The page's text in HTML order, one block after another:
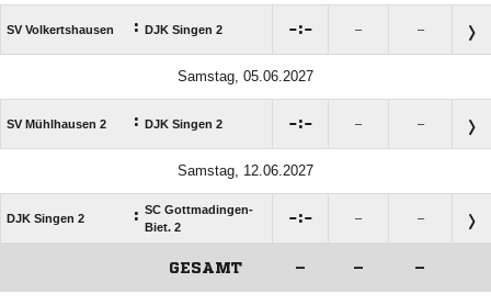
SV Volkertshausen : DJK Singen 2 : – –
Samstag, 05.06.2027
SV Mühlhausen 2 : DJK Singen 2 : – –
Samstag, 12.06.2027
DJK Singen 2 : SC Gottmadingen-
Biet. 2
: – –
GESAMT – – –